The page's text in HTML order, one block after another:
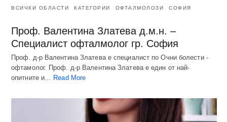
ВСИЧКИ ОБЛАСТИ КАТЕГОРИИ ОФТАЛМОЛОЗИ СОФИЯ
Проф. Валентина Златева д.м.н. –
Специалист офталмолог гр. София
Проф. д-р Валентина Златева е специалист по Очни болести -
офтамолог. Проф. д-р Валентина Златева е един от най-
опитните и… Read More